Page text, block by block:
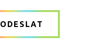
ODESLAT